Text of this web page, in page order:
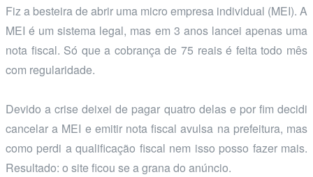
Fiz a besteira de abrir uma micro empresa individual (MEI). A
MEI é um sistema legal, mas em 3 anos lancei apenas uma
nota fiscal. Só que a cobrança de 75 reais é feita todo mês
com regularidade.
Devido a crise deixei de pagar quatro delas e por fim decidi
cancelar a MEI e emitir nota fiscal avulsa na prefeitura, mas
como perdi a qualificação fiscal nem isso posso fazer mais.
Resultado: o site ficou se a grana do anúncio.